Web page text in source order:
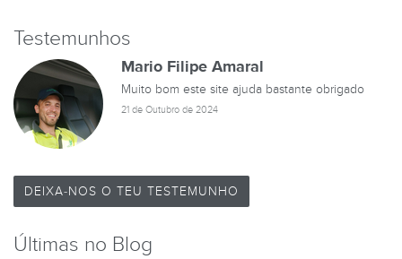
Testemunhos
Mario Filipe Amaral
Muito bom este site ajuda bastante obrigado
21 de Outubro de 2024
DEIXA-NOS O TEU TESTEMUNHO
Últimas no Blog